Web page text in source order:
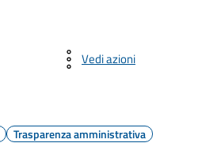
Vedi azioni
Trasparenza amministrativa